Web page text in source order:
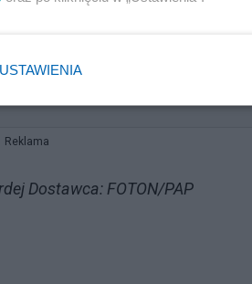
drogach. Chińczycy
Reklama
Dostawca: FOTON/PAP
USTAWIENIA